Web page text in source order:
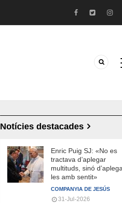
Notícies destacades
Enric Puig SJ: «No es
tractava d’aplegar
multituds, sinó
les amb sentit»
COMPANYIA DE JESÚS
31-Jul-2026